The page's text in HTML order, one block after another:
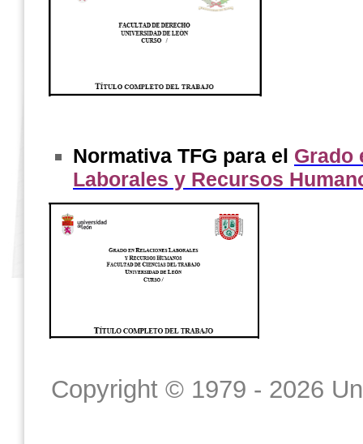
Normativa TFG para el Grado
Laborales y Recursos
Copyright © 1979 - 2026